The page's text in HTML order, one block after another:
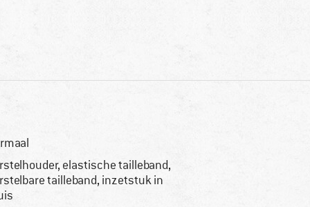
elastische tailleband,
tailleband, inzetstuk in